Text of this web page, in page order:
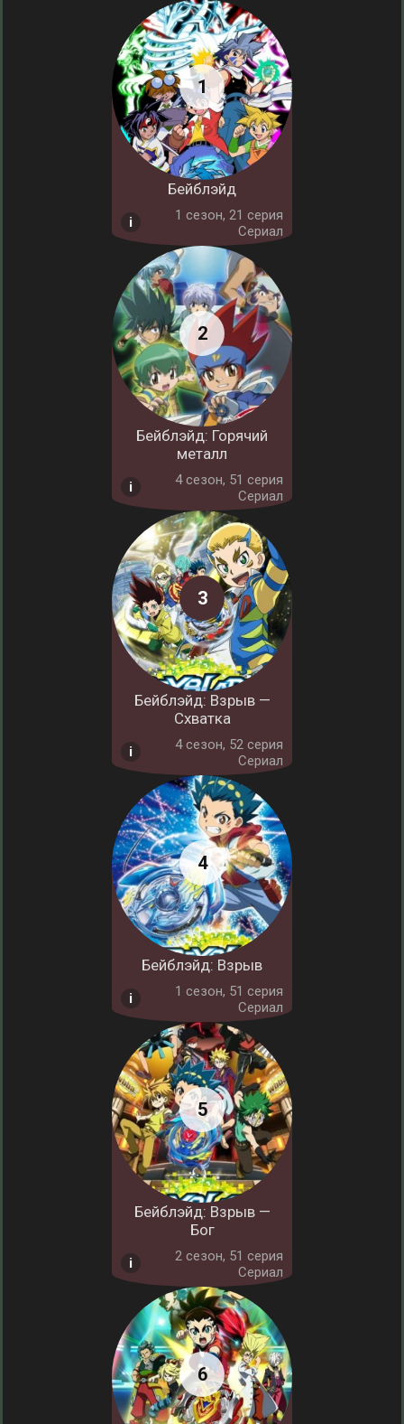
Бейблэйд
1 cезон, 21 серия
Сериал
Бейблэйд: Горячий
металл
4 cезон, 51 серия
Сериал
Бейблэйд: Взрыв —
Схватка
4 cезон, 52 серия
Сериал
Бейблэйд: Взрыв
1 cезон, 51 серия
Сериал
Бейблэйд: Взрыв —
Бог
2 cезон, 51 серия
Сериал